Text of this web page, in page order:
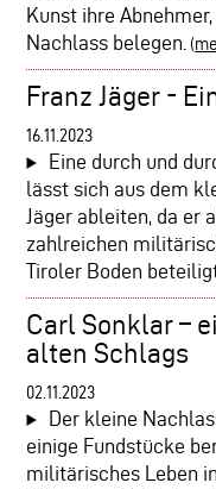
Kunst ihre
Nachlass belegen. (
Franz Jäger -
16.11.2023
Eine durch und
lässt sich aus dem
Jäger ableiten, da er
zahlreichen
Tiroler Boden
Carl Sonklar –
alten Schlags
02.11.2023
Der kleine
einige Fundstücke
militärisches Leben